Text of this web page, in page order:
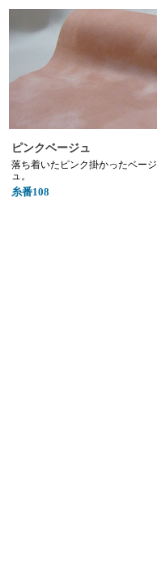
ピンクベージュ
落ち着いたピンク掛かったベージ
ュ。
糸番108